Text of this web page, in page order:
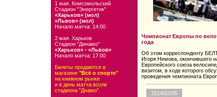
1 мая. Комсомольский
Стадион "Энергетик"
«Харьков» (мол)
«Львов» (мол)
Начало матча: 14:00
2 мая. Харьков
Стадион "Динамо"
«Харьков» - «Львов»
Начало матча: 17:00
Билеты продаются в
магазине "Всё о спорте"
на книжном рынке
и в день матча возле
стадиона "Днамо".
Чемпионат Европы по
года
Об этом корреспонденту
Игоря Немова, окончившего
Европейского союза
визитом, в ходе которого
проведения чемпионата
2014/02/05